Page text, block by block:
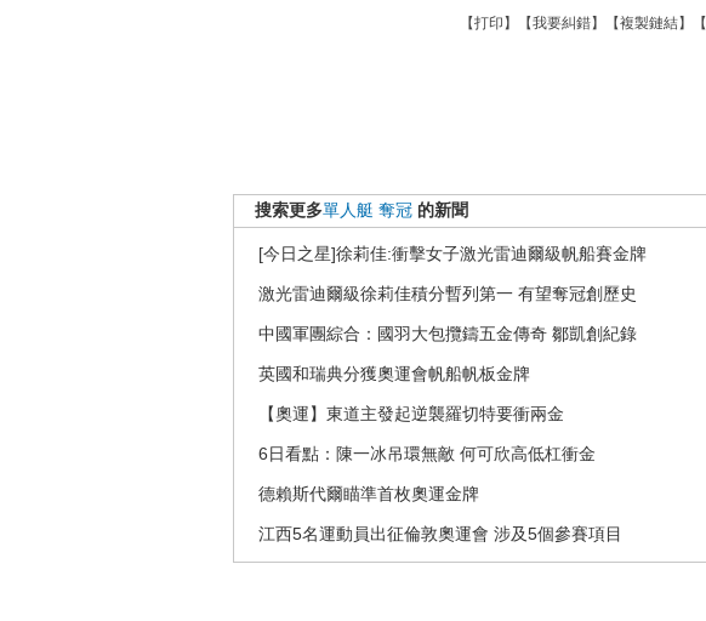
【打印 】【我要糾錯】【複製鏈結】【
搜索更多單人艇 奪冠 的新聞
[今日之星]徐莉佳:衝擊女子激光雷迪爾級帆船賽金牌
激光雷迪爾級徐莉佳積分暫列第一 有望奪冠創歷史
中國軍團綜合：國羽大包攬鑄五金傳奇 鄒凱創紀錄
英國和瑞典分獲奧運會帆船帆板金牌
【奧運】東道主發起逆襲羅切特要衝兩金
6日看點：陳一冰吊環無敵 何可欣高低杠衝金
德賴斯代爾瞄準首枚奧運金牌
江西5名運動員出征倫敦奧運會 涉及5個參賽項目